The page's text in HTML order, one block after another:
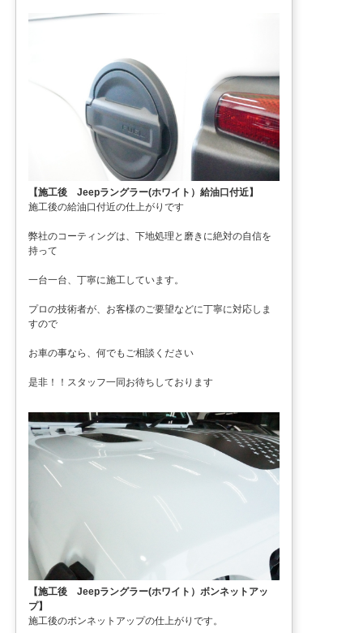
【施工後 Jeepラングラー(ホワイト）給油口付近】
施工後の給油口付近の仕上がりです
弊社のコーティングは、下地処理と磨きに絶対の自信を
持って
一台一台、丁寧に施工しています。
プロの技術者が、お客様のご要望などに丁寧に対応しま
すので
お車の事なら、何でもご相談ください
是非！！スタッフ一同お待ちしております
【施工後 Jeepラングラー(ホワイト）ボンネットアッ
プ】
施工後のボンネットアップの仕上がりです。